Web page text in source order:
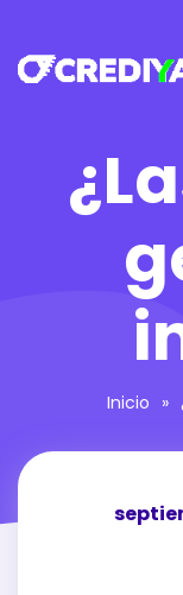
Inicio »